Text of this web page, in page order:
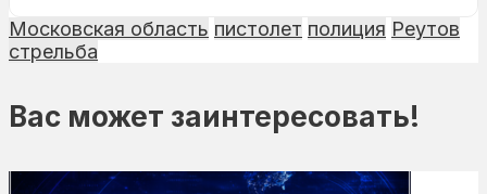
Московская область пистолет полиция Реутов
стрельба
Вас может заинтересовать!